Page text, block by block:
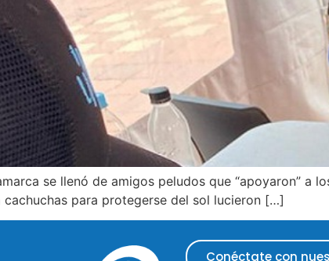
se llenó de amigos peludos que “apoyaron” a
para protegerse del sol lucieron […]
Conéctate con